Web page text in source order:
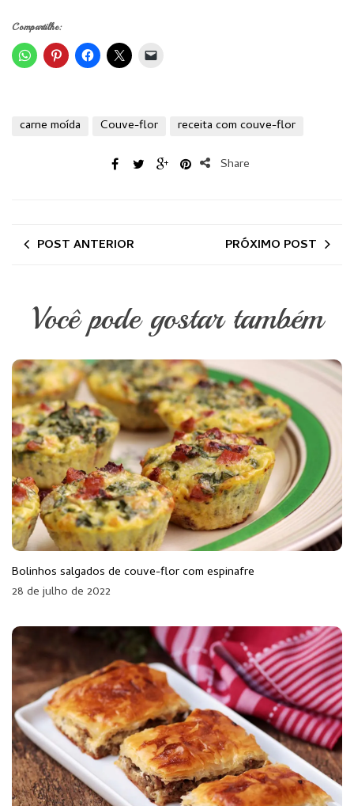
Compartilhe:
carne moída Couve-flor receita com couve-flor
Share
POST ANTERIOR PRÓXIMO POST
Você pode gostar também
Bolinhos salgados de couve-flor com espinafre
28 de julho de 2022